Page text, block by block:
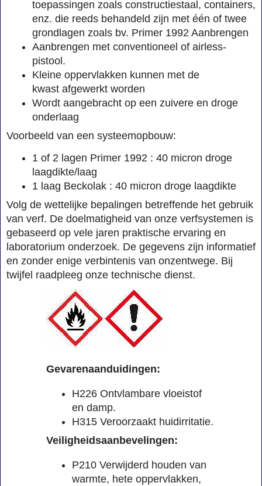
toepassingen zoals constructiestaal, containers,
enz. die reeds behandeld zijn met één of twee
grondlagen zoals bv. Primer 1992 Aanbrengen
Aanbrengen met conventioneel­ of airless­
pistool.
Kleine oppervlakken kunnen met de
kwast afgewerkt worden
Wordt aangebracht op een zuivere en droge
onderlaag
Voorbeeld van een systeemopbouw:
1 of 2 lagen Primer 1992 : 40 micron droge
laagdikte/laag
1 laag Beckolak : 40 micron droge laagdikte
Volg de wettelijke bepalingen betreffende het gebruik
van verf. De doelmatigheid van onze verfsystemen is
gebaseerd op vele jaren praktische ervaring en
laboratorium onderzoek. De gegevens zijn informatief
en zonder enige verbintenis van onzentwege. Bij
twijfel raadpleeg onze technische dienst.
Gevarenaanduidingen:
H226 Ontvlambare vloeistof
en damp.
H315 Veroorzaakt huidirritatie.
Veiligheidsaanbevelingen:
P210 Verwijderd houden van
warmte, hete oppervlakken,